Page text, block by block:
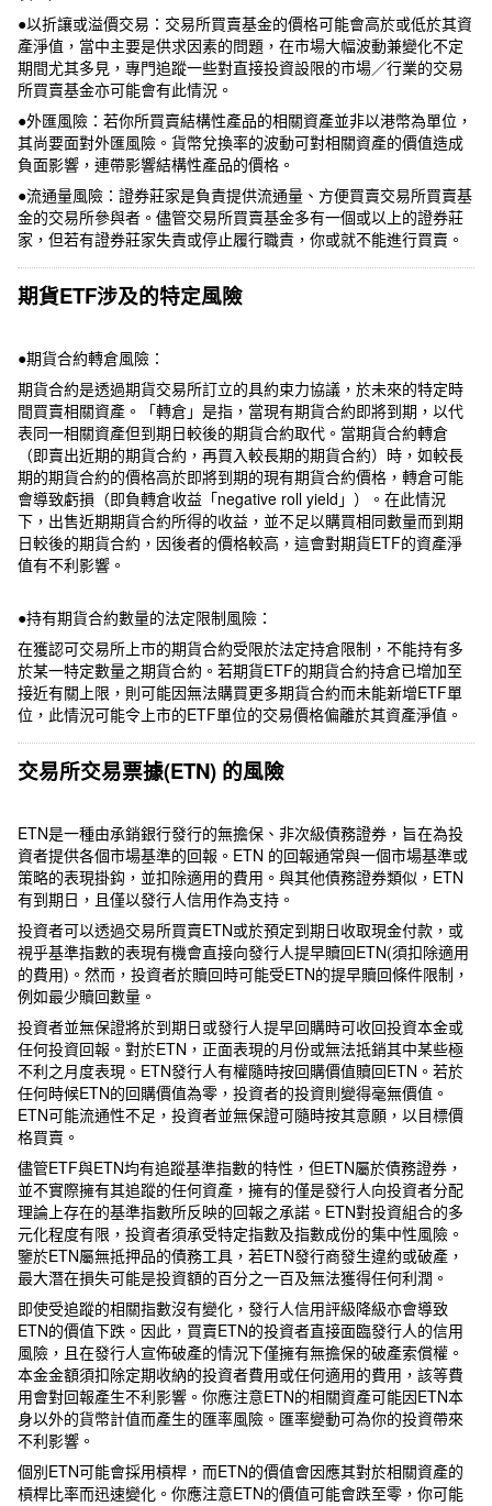
●以折讓或溢價交易：交易所買賣基金的價格可能會高於或低於其資
產淨值，當中主要是供求因素的問題，在市場大幅波動兼變化不定
期間尤其多見，專門追蹤一些對直接投資設限的市場／行業的交易
所買賣基金亦可能會有此情況。
●外匯風險：若你所買賣結構性產品的相關資產並非以港幣為單位，
其尚要面對外匯風險。貨幣兌換率的波動可對相關資產的價值造成
負面影響，連帶影響結構性產品的價格。
●流通量風險：證券莊家是負責提供流通量、方便買賣交易所買賣基
金的交易所參與者。儘管交易所買賣基金多有一個或以上的證券莊
家，但若有證券莊家失責或停止履行職責，你或就不能進行買賣。
期貨ETF涉及的特定風險
●期貨合約轉倉風險：
期貨合約是透過期貨交易所訂立的具約束力協議，於未來的特定時
間買賣相關資產。「轉倉」是指，當現有期貨合約即將到期，以代
表同一相關資產但到期日較後的期貨合約取代。當期貨合約轉倉
（即賣出近期的期貨合約，再買入較長期的期貨合約）時，如較長
期的期貨合約的價格高於即將到期的現有期貨合約價格，轉倉可能
會導致虧損（即負轉倉收益「negative roll yield」）。在此情況
下，出售近期期貨合約所得的收益，並不足以購買相同數量而到期
日較後的期貨合約，因後者的價格較高，這會對期貨ETF的資產淨
值有不利影響。
●持有期貨合約數量的法定限制風險：
在獲認可交易所上市的期貨合約受限於法定持倉限制，不能持有多
於某一特定數量之期貨合約。若期貨ETF的期貨合約持倉已增加至
接近有關上限，則可能因無法購買更多期貨合約而未能新增ETF單
位，此情況可能令上市的ETF單位的交易價格偏離於其資產淨值。
交易所交易票據(ETN) 的風險
ETN是一種由承銷銀行發行的無擔保、非次級債務證券，旨在為投
資者提供各個市場基準的回報。ETN 的回報通常與一個市場基準或
策略的表現掛鈎，並扣除適用的費用。與其他債務證券類似，ETN
有到期日，且僅以發行人信用作為支持。
投資者可以透過交易所買賣ETN或於預定到期日收取現金付款，或
視乎基準指數的表現有機會直接向發行人提早贖回ETN(須扣除適用
的費用)。然而，投資者於贖回時可能受ETN的提早贖回條件限制，
例如最少贖回數量。
投資者並無保證將於到期日或發行人提早回購時可收回投資本金或
任何投資回報。對於ETN，正面表現的月份或無法抵銷其中某些極
不利之月度表現。ETN發行人有權隨時按回購價值贖回ETN。若於
任何時候ETN的回購價值為零，投資者的投資則變得毫無價值。
ETN可能流通性不足，投資者並無保證可隨時按其意願，以目標價
格買賣。
儘管ETF與ETN均有追蹤基準指數的特性，但ETN屬於債務證券，
並不實際擁有其追蹤的任何資產，擁有的僅是發行人向投資者分配
理論上存在的基準指數所反映的回報之承諾。ETN對投資組合的多
元化程度有限，投資者須承受特定指數及指數成份的集中性風險。
鑒於ETN屬無抵押品的債務工具，若ETN發行商發生違約或破產，
最大潛在損失可能是投資額的百分之一百及無法獲得任何利潤。
即使受追蹤的相關指數沒有變化，發行人信用評級降級亦會導致
ETN的價值下跌。因此，買賣ETN的投資者直接面臨發行人的信用
風險，且在發行人宣佈破產的情況下僅擁有無擔保的破產索償權。
本金金額須扣除定期收納的投資者費用或任何適用的費用，該等費
用會對回報產生不利影響。你應注意ETN的相關資產可能因ETN本
身以外的貨幣計值而產生的匯率風險。匯率變動可為你的投資帶來
不利影響。
個別ETN可能會採用槓桿，而ETN的價值會因應其對於相關資產的
槓桿比率而迅速變化。你應注意ETN的價值可能會跌至零，你可能